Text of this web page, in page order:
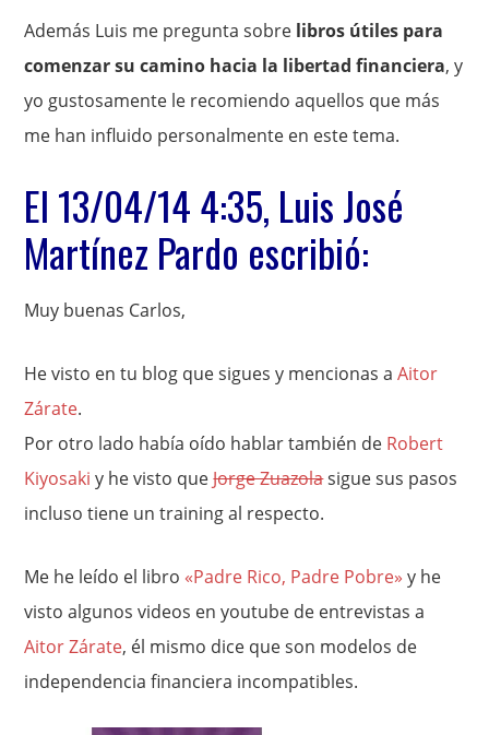
Además Luis me pregunta sobre libros útiles para
comenzar su camino hacia la libertad financiera, y
yo gustosamente le recomiendo aquellos que más
me han influido personalmente en este tema.
El 13/04/14 4:35, Luis José
Martínez Pardo escribió:
Muy buenas Carlos,
He visto en tu blog que sigues y mencionas aAitor
Zárate.
Por otro lado había oído hablar también de Robert
Kiyosaki y he visto queJorge Zuazolasigue sus pasos
incluso tiene un training al respecto.
Me he leído el libro «Padre Rico, Padre Pobre» y he
visto algunos videos en youtube de entrevistas a
Aitor Zárate, él mismo dice que son modelos de
independencia financiera incompatibles.